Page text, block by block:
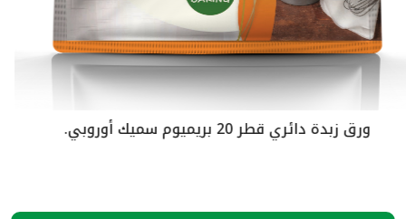
ورق زبدة دائري قطر 21.5